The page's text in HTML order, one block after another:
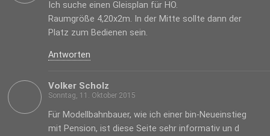
Ich suche einen Gleisplan für HO.
Raumgröße 4,20x2m. In der Mitte sollte dann der
Platz zum Bedienen sein.
Antworten
Volker Scholz
Sonntag, 11. Oktober 2015
Für Modellbahnbauer, wie ich einer bin-Neueinstieg
mit Pension, ist diese Seite sehr informativ un d